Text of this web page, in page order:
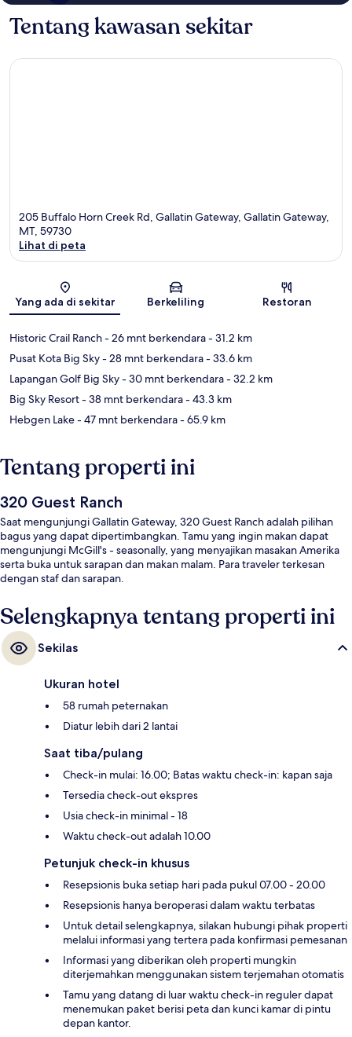
Tentang kawasan sekitar
205 Buffalo Horn Creek Rd, Gallatin Gateway, Gallatin Gateway,
MT, 59730
Lihat di peta
Yang ada di sekitar Berkeliling Restoran
Historic Crail Ranch- 26 mnt berkendara- 31.2 km
Pusat Kota Big Sky- 28 mnt berkendara- 33.6 km
Lapangan Golf Big Sky- 30 mnt berkendara- 32.2 km
Big Sky Resort- 38 mnt berkendara- 43.3 km
Hebgen Lake- 47 mnt berkendara- 65.9 km
Tentang properti ini
320 Guest Ranch
Saat mengunjungi Gallatin Gateway, 320 Guest Ranch adalah pilihan
bagus yang dapat dipertimbangkan. Tamu yang ingin makan dapat
mengunjungi McGill's - seasonally, yang menyajikan masakan Amerika
serta buka untuk sarapan dan makan malam. Para traveler terkesan
dengan staf dan sarapan.
Selengkapnya tentang properti ini
Sekilas
Ukuran hotel
58 rumah peternakan
Diatur lebih dari 2 lantai
Saat tiba/pulang
Check-in mulai: 16.00; Batas waktu check-in: kapan saja
Tersedia check-out ekspres
Usia check-in minimal - 18
Waktu check-out adalah 10.00
Petunjuk check-in khusus
Resepsionis buka setiap hari pada pukul 07.00 - 20.00
Resepsionis hanya beroperasi dalam waktu terbatas
Untuk detail selengkapnya, silakan hubungi pihak properti
melalui informasi yang tertera pada konfirmasi pemesanan
Informasi yang diberikan oleh properti mungkin
diterjemahkan menggunakan sistem terjemahan otomatis
Tamu yang datang di luar waktu check-in reguler dapat
menemukan paket berisi peta dan kunci kamar di pintu
depan kantor.